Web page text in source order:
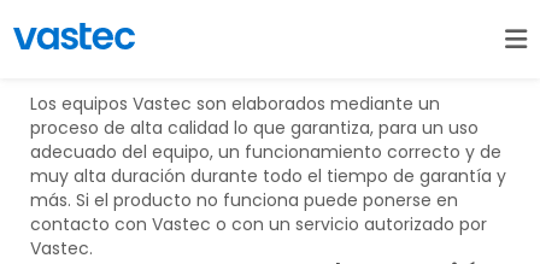
Los equipos Vastec son elaborados mediante un
proceso de alta calidad lo que garantiza, para un uso
adecuado del equipo, un funcionamiento correcto y de
muy alta duración durante todo el tiempo de garantía y
más. Si el producto no funciona puede ponerse en
contacto con Vastec o con un servicio autorizado por
Vastec.